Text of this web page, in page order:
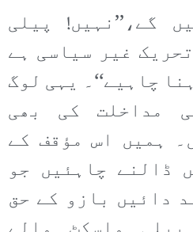
گے،’’نہیں! پیلی
غیر سیاسی ہے
چاہیے‘‘۔ یہی لوگ
مداخلت کی بھی
ہمیں اس مؤقف کے
ڈالنے چاہئیں جو
دائیں بازو کے حق